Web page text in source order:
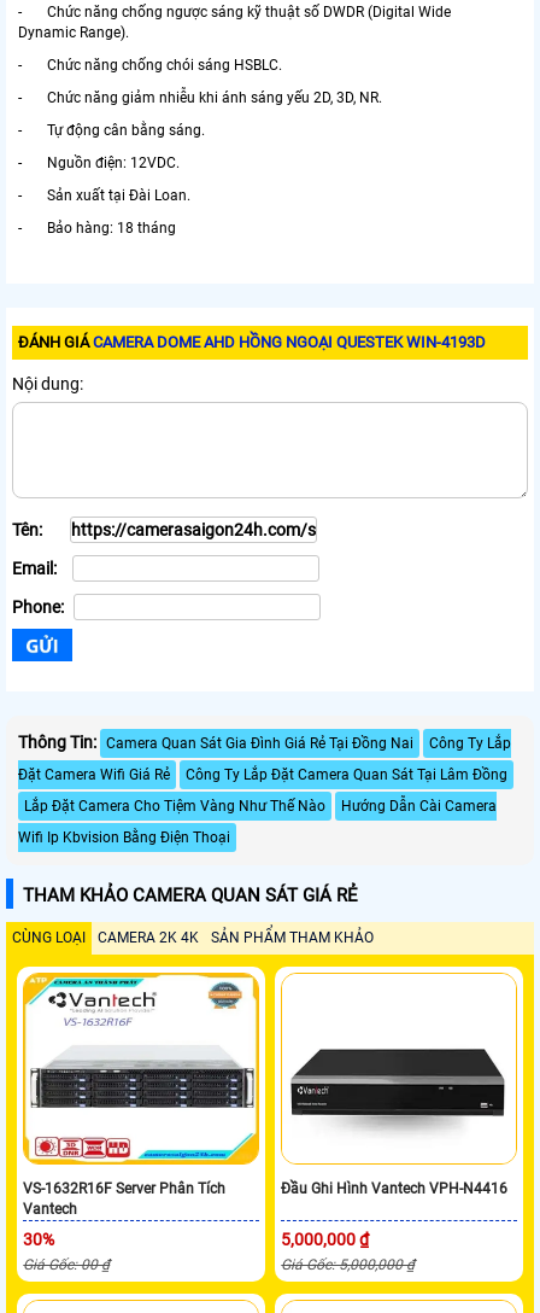
- Chức năng chống ngược sáng kỹ thuật số DWDR (Digital Wide
Dynamic Range).
- Chức năng chống chói sáng HSBLC.
- Chức năng giảm nhiễu khi ánh sáng yếu 2D, 3D, NR.
- Tự động cân bằng sáng.
- Nguồn điện: 12VDC.
- Sản xuất tại Đài Loan.
- Bảo hàng: 18 tháng
ĐÁNH GIÁCAMERA DOME AHD HỒNG NGOẠI QUESTEK WIN-4193D
Nội dung:
Tên:
Email:
Phone:
Thông Tin: Camera Quan Sát Gia Đình Giá Rẻ Tại Đồng Nai
Công Ty Lắp
Đặt Camera Wifi Giá Rẻ
Công Ty Lắp Đặt Camera Quan Sát Tại Lâm Đồng
Lắp Đặt Camera Cho Tiệm Vàng Như Thế Nào
Hướng Dẫn Cài Camera
Wifi Ip Kbvision Bằng Điện Thoại
THAM KHẢO CAMERA QUAN SÁT GIÁ RẺ
CÙNG LOẠI CAMERA 2K 4K SẢN PHẨM THAM KHẢO
VS-1632R16F Server Phân Tích
Vantech
30%
Giá Gốc: 00 ₫
Đầu Ghi Hình Vantech VPH-N4416
5,000,000 ₫
Giá Gốc: 5,000,000 ₫